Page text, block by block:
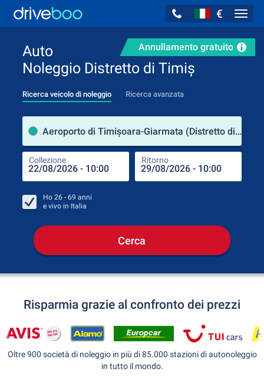
€
Annullamento gratuito
Auto
Noleggio Distretto di Timiș
Ricerca veicolo di noleggio Ricerca avanzata
Aeroporto di Timișoara-Giarmata (Distretto di Timiș / Romania)
Collezione Ritorno
Ho 26 - 69 anni
e vivo in Italia
Cerca
Risparmia grazie al confronto dei prezzi
Oltre 900 società di noleggio in più di 85.000 stazioni di autonoleggio
in tutto il mondo.